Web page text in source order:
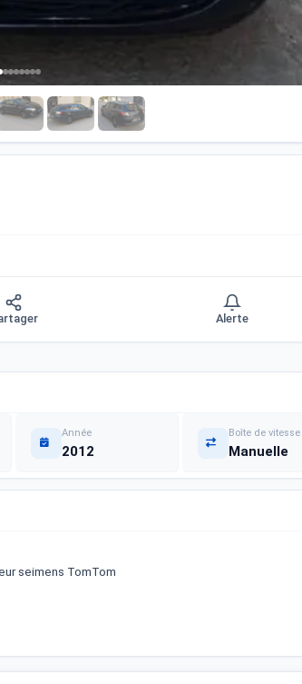
Alerte
Année
2012
Boîte de vitesse
Manuelle
seimens TomTom